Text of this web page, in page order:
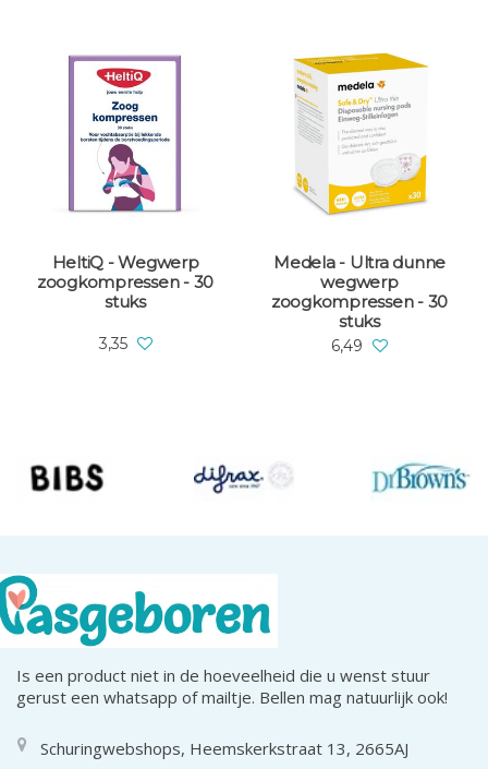
HeltiQ - Wegwerp
zoogkompressen - 30
stuks
3,35
Medela - Ultra dunne
wegwerp
zoogkompressen - 30
stuks
6,49
Is een product niet in de hoeveelheid die u wenst stuur
gerust een whatsapp of mailtje. Bellen mag natuurlijk ook!
Schuringwebshops, Heemskerkstraat 13, 2665AJ